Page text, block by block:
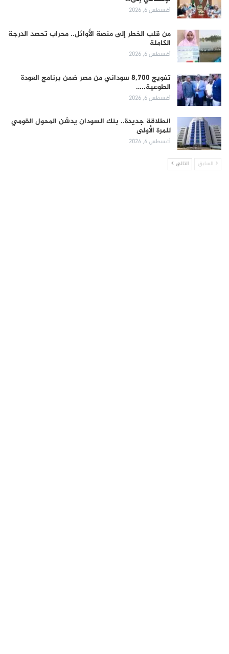
أغسطس 6, 2026
من قلب الخطر إلى منصة الأوائل.. محراب تحصد الدرجة
الكاملة
أغسطس 6, 2026
تفويج 8,700 سوداني من مصر ضمن برنامج العودة
الطوعية..…
أغسطس 6, 2026
انطلاقة جديدة.. بنك السودان يدشن المحول القومي
للمرة الأولى
أغسطس 6, 2026
السابق التالي